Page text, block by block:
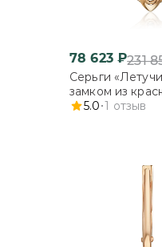
78 623₽231
Серьги
замком из
5.0 1 отзыв